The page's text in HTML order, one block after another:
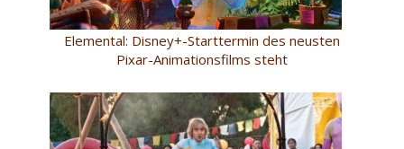
Elemental: Disney+-Starttermin des neusten
Pixar-Animationsfilms steht